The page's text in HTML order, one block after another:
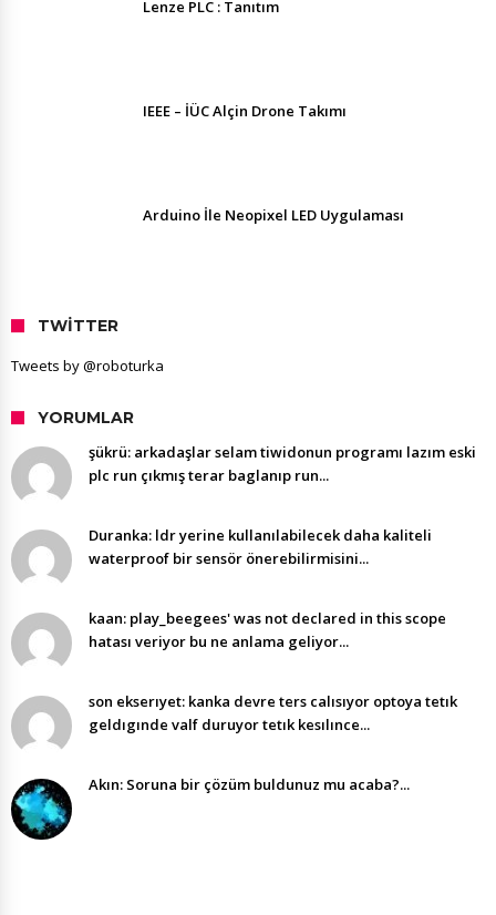
Lenze PLC : Tanıtım
IEEE – İÜC Alçin Drone Takımı
Arduino İle Neopixel LED Uygulaması
TWITTER
Tweets by @roboturka
YORUMLAR
şükrü: arkadaşlar selam tiwidonun programı lazım eski
plc run çıkmış terar baglanıp run...
Duranka: ldr yerine kullanılabilecek daha kaliteli
waterproof bir sensör önerebilirmisini...
kaan: play_beegees' was not declared in this scope
hatası veriyor bu ne anlama geliyor...
son ekserıyet: kanka devre ters calısıyor optoya tetık
geldıgınde valf duruyor tetık kesılınce...
Akın: Soruna bir çözüm buldunuz mu acaba?...